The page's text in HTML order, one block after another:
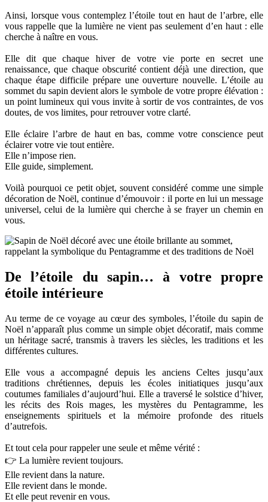
Ainsi, lorsque vous contemplez l’étoile tout en haut de l’arbre, elle
vous rappelle que la lumière ne vient pas seulement d’en haut : elle
cherche à naître en vous.
Elle dit que chaque hiver de votre vie porte en secret une
renaissance, que chaque obscurité contient déjà une direction, que
chaque étape difficile prépare une ouverture nouvelle. L’étoile au
sommet du sapin devient alors le symbole de votre propre élévation :
un point lumineux qui vous invite à sortir de vos contraintes, de vos
doutes, de vos limites, pour retrouver votre clarté.
Elle éclaire l’arbre de haut en bas, comme votre conscience peut
éclairer votre vie tout entière.
Elle n’impose rien.
Elle guide, simplement.
Voilà pourquoi ce petit objet, souvent considéré comme une simple
décoration de Noël, continue d’émouvoir : il porte en lui un message
universel, celui de la lumière qui cherche à se frayer un chemin en
vous.
De l’étoile du sapin… à votre propre
étoile intérieure
Au terme de ce voyage au cœur des symboles, l’étoile du sapin de
Noël n’apparaît plus comme un simple objet décoratif, mais comme
un héritage sacré, transmis à travers les siècles, les traditions et les
différentes cultures.
Elle vous a accompagné depuis les anciens Celtes jusqu’aux
traditions chrétiennes, depuis les écoles initiatiques jusqu’aux
coutumes familiales d’aujourd’hui. Elle a traversé le solstice d’hiver,
les récits des Rois mages, les mystères du Pentagramme, les
enseignements spirituels et la mémoire profonde des rituels
d’autrefois.
Et tout cela pour rappeler une seule et même vérité :
👉 La lumière revient toujours.
Elle revient dans la nature.
Elle revient dans le monde.
Et elle peut revenir en vous.